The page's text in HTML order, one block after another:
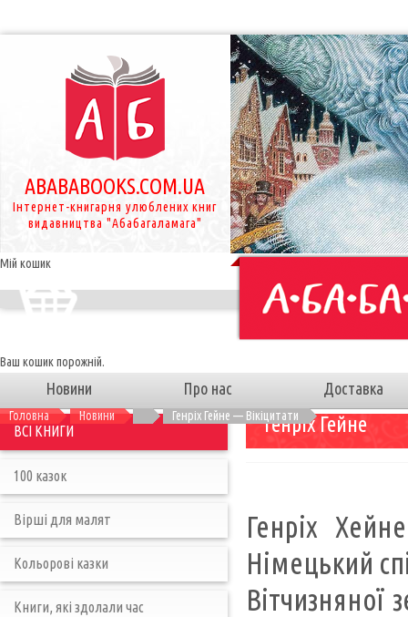
ABABABOOKS.COM.UA
Інтернет-книгарня улюблених книг
видавництва "Абабагаламага"
Мій кошик
Ваш кошик порожній.
Новини Про нас Доставка
Головна Новини Генріх Гейне — ВікіцитатиГенріх Гейне
Генріх
Німецький
ВСІ КНИГИ
100 казок
Вірші для малят
Кольорові казки
Книги, які здолали час